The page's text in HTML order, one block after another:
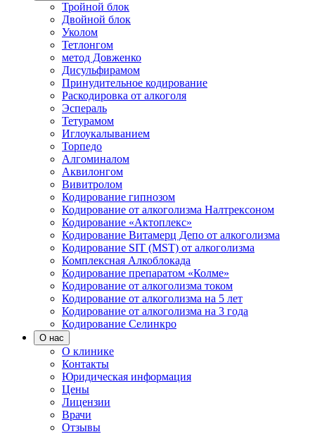
Тройной блок
Двойной блок
Уколом
Тетлонгом
метод Довженко
Дисульфирамом
Принудительное кодирование
Раскодировка от алкоголя
Эспераль
Тетурамом
Иглоукалыванием
Торпедо
Алгоминалом
Аквилонгом
Вивитролом
Кодирование гипнозом
Кодирование от алкоголизма Налтрексоном
Кодирование «Актоплекс»
Кодирование Витамерц Депо от алкоголизма
Кодирование SIT (MST) от алкоголизма
Комплексная Алкоблокада
Кодирование препаратом «Колме»
Кодирование от алкоголизма током
Кодирование от алкоголизма на 5 лет
Кодирование от алкоголизма на 3 года
Кодирование Селинкро
О нас
О клинике
Контакты
Юридическая информация
Цены
Лицензии
Врачи
Отзывы